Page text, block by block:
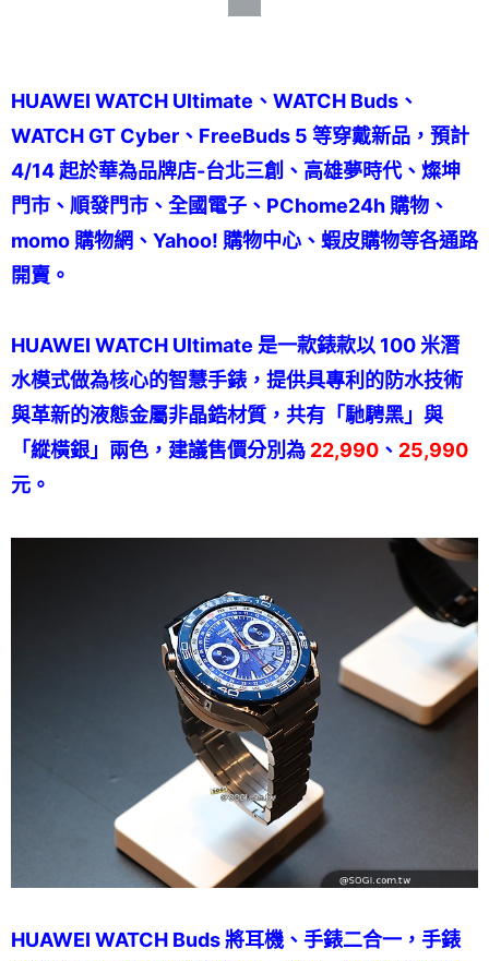
HUAWEI WATCH Ultimate、WATCH Buds、
WATCH GT Cyber、FreeBuds 5 等穿戴新品，預計
4/14 起於華為品牌店-台北三創、高雄夢時代、燦坤
門市、順發門市、全國電子、PChome24h 購物、
momo 購物網、Yahoo! 購物中心、蝦皮購物等各通路
開賣。
HUAWEI WATCH Ultimate 是一款錶款以 100 米潛
水模式做為核心的智慧手錶，提供具專利的防水技術
與革新的液態金屬非晶鋯材質，共有「馳騁黑」與
「縱橫銀」兩色，建議售價分別為 22,990 、 25,990
元。
HUAWEI WATCH Buds 將耳機、手錶二合一，手錶